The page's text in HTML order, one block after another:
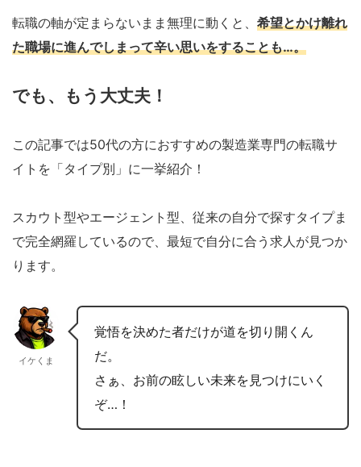
転職の軸が定まらないまま無理に動くと、 希望とかけ離れ
た職場に進んでしまって辛い思いをすることも…。
でも、もう大丈夫！
この記事では50代の方におすすめの製造業専門の転職サ
イトを「タイプ別」に一挙紹介！
スカウト型やエージェント型、従来の自分で探すタイプま
で完全網羅しているので、最短で自分に合う求人が見つか
ります。
イケくま
覚悟を決めた者だけが道を切り開くん
だ。
さぁ、お前の眩しい未来を見つけにいく
ぞ…！